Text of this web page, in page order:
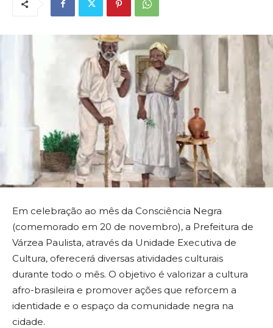
Em celebração ao mês da Consciência Negra
(comemorado em 20 de novembro), a Prefeitura de
Várzea Paulista, através da Unidade Executiva de
Cultura, oferecerá diversas atividades culturais
durante todo o mês. O objetivo é valorizar a cultura
afro-brasileira e promover ações que reforcem a
identidade e o espaço da comunidade negra na
cidade.